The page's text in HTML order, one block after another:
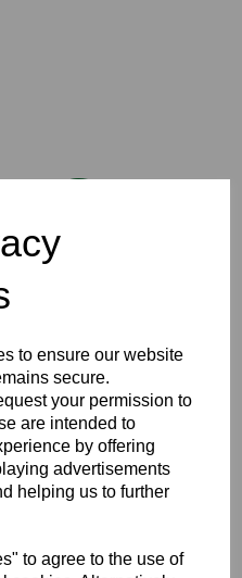
to ensure our website
secure.
your permission to
are intended to
by offering
advertisements
helping us to further
to agree to the use of